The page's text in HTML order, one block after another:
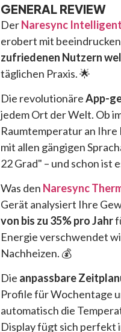
GENERAL REVIEW
DerNaresync
erobert mit
zufriedenen Nutzern
täglichen Praxis. 🌟
Die revolutionäreApp-
jedem Ort der Welt. Ob
Raumtemperatur an Ihre
mit allen gängigen
22 Grad" – und schon ist
Was den Naresync
Gerät analysiert Ihre
von bis zu 35% pro Jahr
Energie verschwendet
Nachheizen. 💰
Die anpassbare
Profile für Wochentage
automatisch die
Display fügt sich perfekt